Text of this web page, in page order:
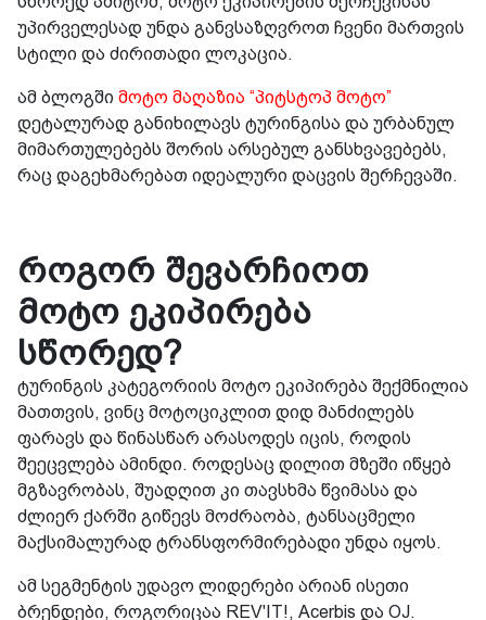
უპირველესად უნდა განვსაზღვროთ ჩვენი მართვის
სტილი და ძირითადი ლოკაცია.
ამ ბლოგში მოტო მაღაზია “პიტსტოპ მოტო”
დეტალურად განიხილავს ტურინგისა და ურბანულ
მიმართულებებს შორის არსებულ განსხვავებებს,
რაც დაგეხმარებათ იდეალური დაცვის შერჩევაში.
როგორ შევარჩიოთ
მოტო ეკიპირება
სწორედ?
ტურინგის კატეგორიის მოტო ეკიპირება შექმნილია
მათთვის, ვინც მოტოციკლით დიდ მანძილებს
ფარავს და წინასწარ არასოდეს იცის, როდის
შეეცვლება ამინდი. როდესაც დილით მზეში იწყებ
მგზავრობას, შუადღით კი თავსხმა წვიმასა და
ძლიერ ქარში გიწევს მოძრაობა, ტანსაცმელი
მაქსიმალურად ტრანსფორმირებადი უნდა იყოს.
ამ სეგმენტის უდავო ლიდერები არიან ისეთი
ბრენდები, როგორიცაა REV'IT!, Acerbis და OJ.